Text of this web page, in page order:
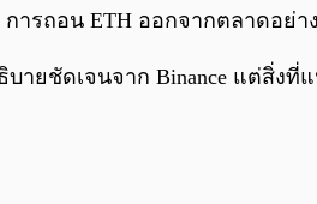
รถอน ETH ออกจากตลาดอย่าง
ายชัดเจนจาก Binance แต่สิ่ง